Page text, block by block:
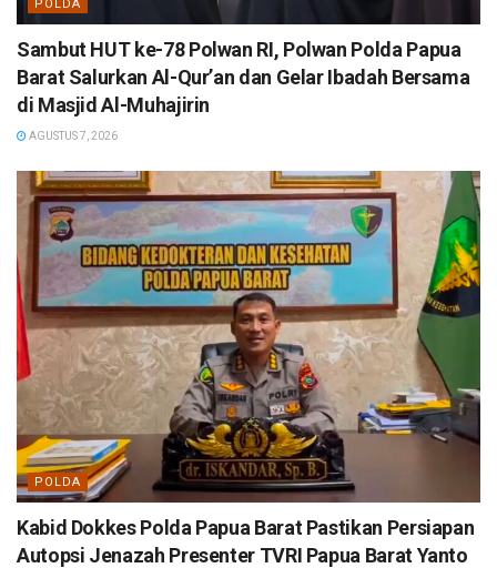
POLDA
Sambut HUT ke-78 Polwan RI, Polwan Polda Papua
Barat Salurkan Al-Qur’an dan Gelar Ibadah Bersama
di Masjid Al-Muhajirin
AGUSTUS 7, 2026
POLDA
Kabid Dokkes Polda Papua Barat Pastikan Persiapan
Autopsi Jenazah Presenter TVRI Papua Barat Yanto